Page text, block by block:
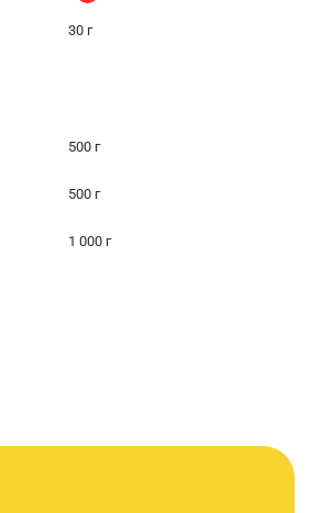
30 г
500 г
500 г
1 000 г